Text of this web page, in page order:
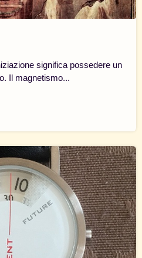
significa possedere un
Il magnetismo...